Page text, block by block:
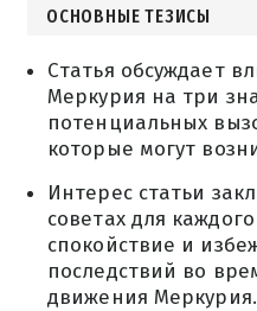
ОСНОВНЫЕ ТЕЗИСЫ
Статья обсуждает
Меркурия на три
потенциальных
которые могут
Интерес статьи
советах для
спокойствие и
последствий во
движения Меркурия.